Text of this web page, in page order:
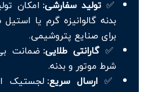
✅تولید سفارشی: امکان
بدنه گالوانیزه گرم یا
برای صنایع پتروشیمی.
✅گارانتی طلایی: ضمانت
شرط موتور و بدنه.
✅ارسال سریع: لجستیک